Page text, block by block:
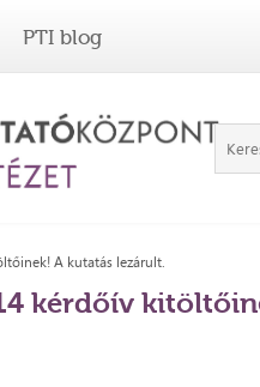
PTI blog
A kutatás lezárult.
kérdőív